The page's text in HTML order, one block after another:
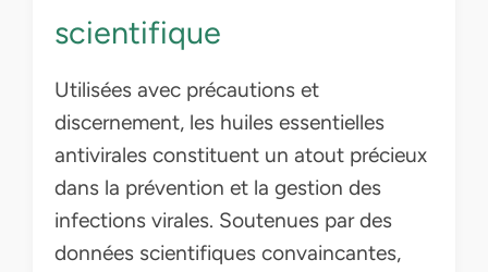
scientifique
Utilisées avec précautions et
discernement, les huiles essentielles
antivirales constituent un atout précieux
dans la prévention et la gestion des
infections virales. Soutenues par des
données scientifiques convaincantes,